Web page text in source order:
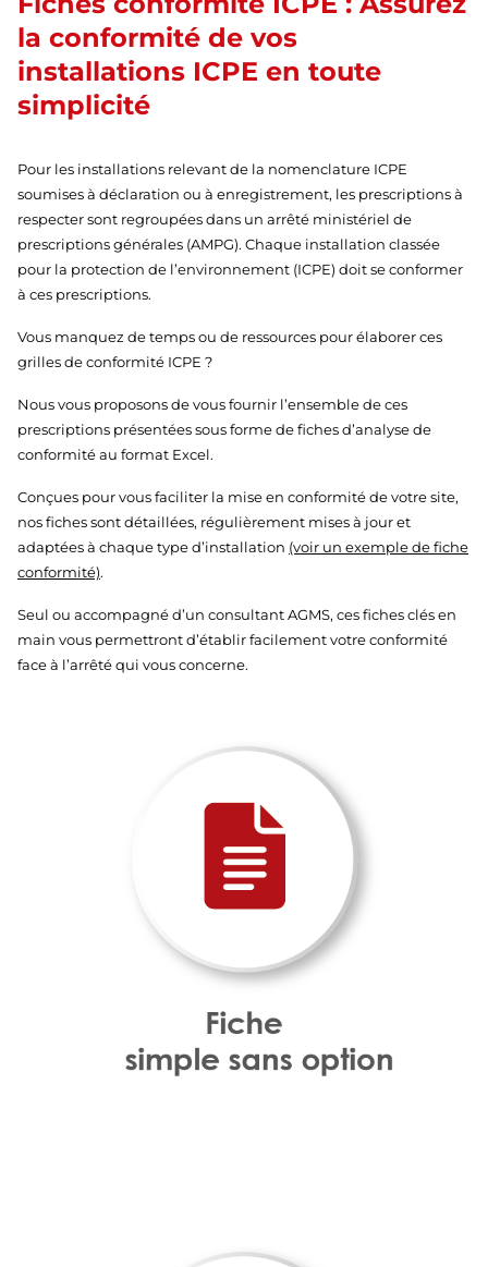
la conformité de vos
installations ICPE en toute
simplicité
Pour les installations relevant de la nomenclature ICPE
soumises à déclaration ou à enregistrement, les prescriptions à
respecter sont regroupées dans un arrêté ministériel de
prescriptions générales (AMPG). Chaque installation classée
pour la protection de l’environnement (ICPE) doit se conformer
à ces prescriptions.
Vous manquez de temps ou de ressources pour élaborer ces
grilles de conformité ICPE ?
Nous vous proposons de vous fournir l’ensemble de ces
prescriptions présentées sous forme de fiches d’analyse de
conformité au format Excel.
Conçues pour vous faciliter la mise en conformité de votre site,
nos fiches sont détaillées, régulièrement mises à jour et
adaptées à chaque type d’installation (voir un exemple de fiche
conformité).
Seul ou accompagné d’un consultant AGMS, ces fiches clés en
main vous permettront d’établir facilement votre conformité
face à l’arrêté qui vous concerne.